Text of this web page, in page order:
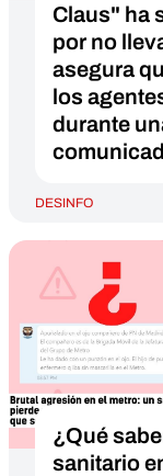
Claus" ha
por no
asegura
los
durante
DESINFO
¿Qué
sanitario